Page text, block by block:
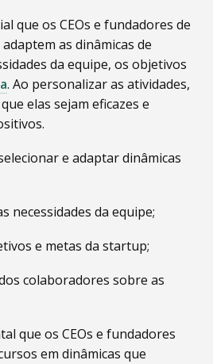
que os CEOs e fundadores de
as dinâmicas de
da equipe, os objetivos
. Ao personalizar as atividades,
elas sejam eficazes e
e adaptar dinâmicas
necessidades da equipe;
e metas da startup;
colaboradores sobre as
que os CEOs e fundadores
em dinâmicas que